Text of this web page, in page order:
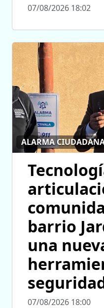
07/08/2026 18:02
ALARMA
barrio
una
07/08/2026 18:00